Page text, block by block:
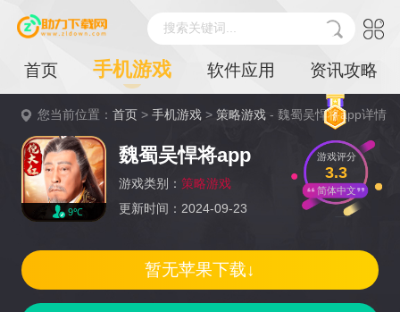
搜索关键词...
首页 手机游戏 软件应用 资讯攻略
您当前位置：首页 >手机游戏 >策略游戏 - 魏蜀吴悍将app详情
9℃
魏蜀吴悍将app
游戏类别： 策略游戏
更新时间：2024-09-23
游戏评分
3.3
简体中文
暂无苹果下载↓